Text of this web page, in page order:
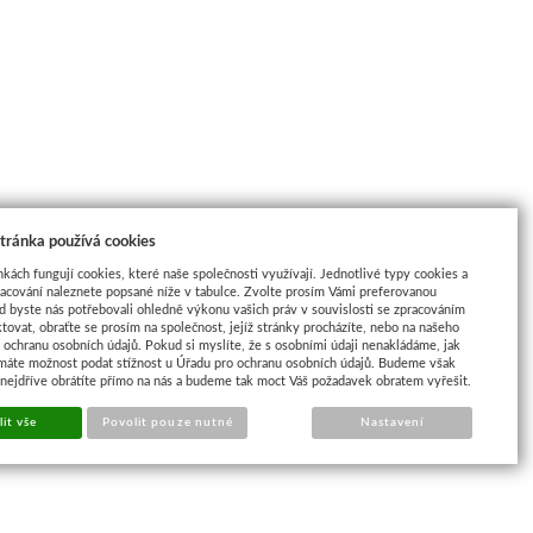
používá cookies
fungují cookies, které naše společnosti využívají. Jednotlivé typy cookies a
naleznete popsané níže v tabulce. Zvolte prosím Vámi preferovanou
byste nás potřebovali ohledně výkonu vašich práv v souvislosti se zpracováním
obraťte se prosím na společnost, jejíž stránky procházíte, nebo na našeho
osobních údajů. Pokud si myslíte, že s osobními údaji nenakládáme, jak
možnost podat stížnost u Úřadu pro ochranu osobních údajů. Budeme však
obrátíte přímo na nás a budeme tak moct Váš požadavek obratem vyřešit.
vše Povolit pouze nutné Nastavení